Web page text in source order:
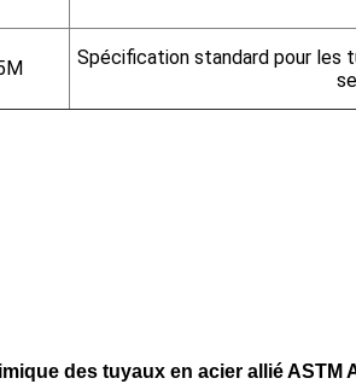
Spécification standard pour les
des tuyaux en acier allié ASTM